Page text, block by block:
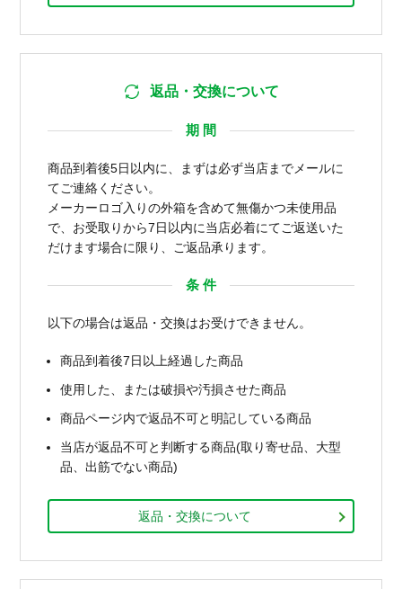
返品・交換について
期 間
商品到着後5日以内に、まずは必ず当店までメールに
てご連絡ください。
メーカーロゴ入りの外箱を含めて無傷かつ未使用品
で、お受取りから7日以内に当店必着にてご返送いた
だけます場合に限り、ご返品承ります。
条 件
以下の場合は返品・交換はお受けできません。
商品到着後7日以上経過した商品
使用した、または破損や汚損させた商品
商品ページ内で返品不可と明記している商品
当店が返品不可と判断する商品(取り寄せ品、大型
品、出筋でない商品)
返品・交換について